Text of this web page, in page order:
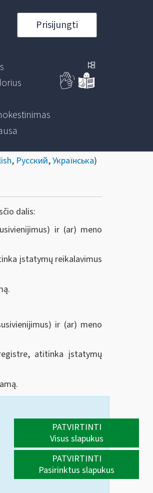
Prisijungti
, Русский,Українська)
dalis:
ir (ar) meno
įstatymų reikalavimus
ir (ar) meno
atitinka įstatymų
PATVIRTINTI
Visus slapukus
PATVIRTINTI
Pasirinktus slapukus